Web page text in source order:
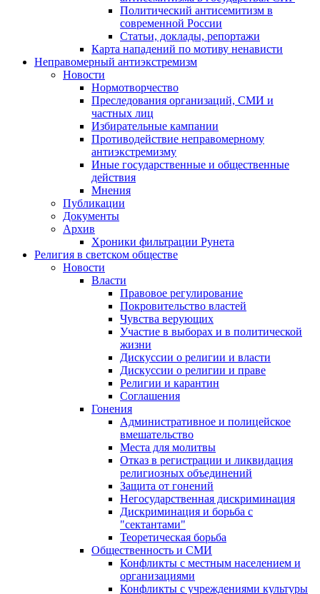
Политический антисемитизм в
современной России
Статьи, доклады, репортажи
Карта нападений по мотиву ненависти
Неправомерный антиэкстремизм
Новости
Нормотворчество
Преследования организаций, СМИ и
частных лиц
Избирательные кампании
Противодействие неправомерному
антиэкстремизму
Иные государственные и общественные
действия
Мнения
Публикации
Документы
Архив
Хроники фильтрации Рунета
Религия в светском обществе
Новости
Власти
Правовое регулирование
Покровительство властей
Чувства верующих
Участие в выборах и в политической
жизни
Дискуссии о религии и власти
Дискуссии о религии и праве
Религии и карантин
Соглашения
Гонения
Административное и полицейское
вмешательство
Места для молитвы
Отказ в регистрации и ликвидация
религиозных объединений
Защита от гонений
Негосударственная дискриминация
Дискриминация и борьба с
"сектантами"
Теоретическая борьба
Общественность и СМИ
Конфликты с местным населением и
организациями
Конфликты с учреждениями культуры